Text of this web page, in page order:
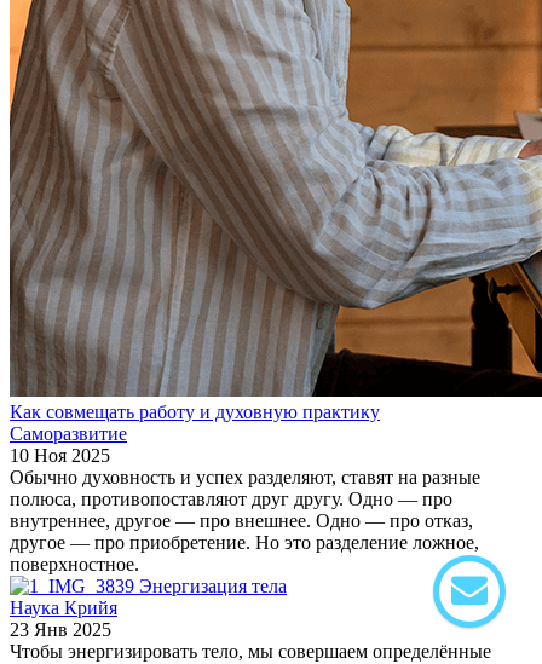
Как совмещать работу и духовную практику
Саморазвитие
10 Ноя 2025
Обычно духовность и успех разделяют, ставят на разные
полюса, противопоставляют друг другу. Одно — про
внутреннее, другое — про внешнее. Одно — про отказ,
другое — про приобретение. Но это разделение ложное,
поверхностное.
Энергизация тела
Наука Крийя
23 Янв 2025
Чтобы энергизировать тело, мы совершаем определённые